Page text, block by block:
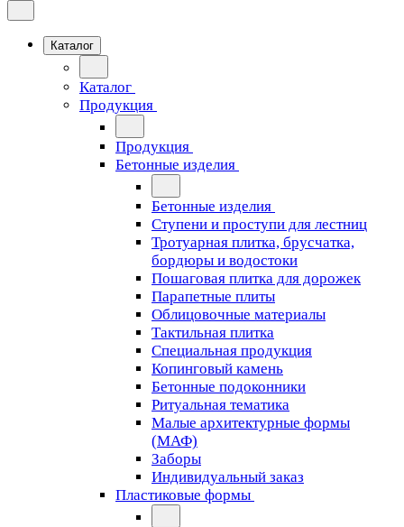
Каталог
Каталог
Продукция
Продукция
Бетонные изделия
Бетонные изделия
Ступени и проступи для лестниц
Тротуарная плитка, брусчатка,
бордюры и водостоки
Пошаговая плитка для дорожек
Парапетные плиты
Облицовочные материалы
Тактильная плитка
Специальная продукция
Копинговый камень
Бетонные подоконники
Ритуальная тематика
Малые архитектурные формы
(МАФ)
Заборы
Индивидуальный заказ
Пластиковые формы